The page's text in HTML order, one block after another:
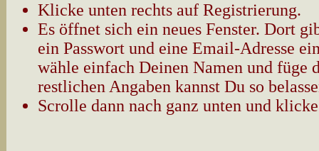
Klicke unten rechts auf Registrierung.
Es öffnet sich ein neues Fenster. Dort
ein Passwort und eine Email-Adresse
wähle einfach Deinen Namen und füge
restlichen Angaben kannst Du so
Scrolle dann nach ganz unten und